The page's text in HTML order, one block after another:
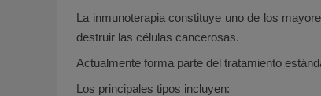
La inmunoterapia constituye uno de los
destruir las células cancerosas.
Actualmente forma parte del tratamiento
Los principales tipos incluyen: